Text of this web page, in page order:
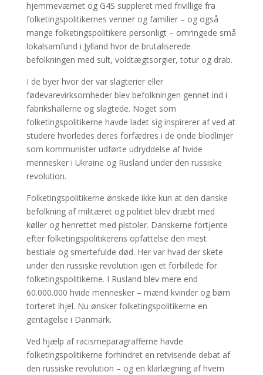
hjemmeværnet og G4S suppleret med frivillige fra
folketingspolitikernes venner og familier – og også
mange folketingspolitikere personligt – omringede små
lokalsamfund i Jylland hvor de brutaliserede
befolkningen med sult, voldtægtsorgier, totur og drab.
I de byer hvor der var slagterier eller
fødevarevirksomheder blev befolkningen gennet ind i
fabrikshallerne og slagtede. Noget som
folketingspolitikerne havde ladet sig inspirerer af ved at
studere hvorledes deres forfædres i de onde blodlinjer
som kommunister udførte udryddelse af hvide
mennesker i Ukraine og Rusland under den russiske
revolution.
Folketingspolitikerne ønskede ikke kun at den danske
befolkning af militæret og politiet blev dræbt med
køller og henrettet med pistoler. Danskerne fortjente
efter folketingspolitikerens opfattelse den mest
bestiale og smertefulde død. Her var hvad der skete
under den russiske revolution igen et forbillede for
folketingspolitikerne. I Rusland blev mere end
60.000.000 hvide mennesker – mænd kvinder og børn
torteret ihjel. Nu ønsker folketingspolitikerne en
gentagelse i Danmark.
Ved hjælp af racismeparagrafferne havde
folketingspolitikerne forhindret en retvisende debat af
den russiske revolution – og en klarlægning af hvem